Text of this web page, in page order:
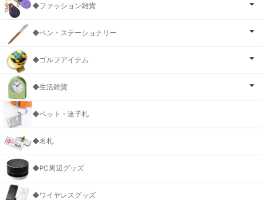
◆ファッション雑貨
◆ペン・ステーショナリー
◆ゴルフアイテム
◆生活雑貨
◆ペット・迷子札
◆名札
◆PC周辺グッズ
◆ワイヤレスグッズ